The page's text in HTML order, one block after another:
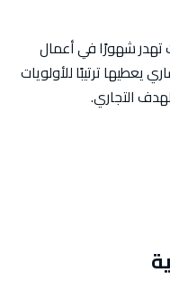
تهدر شهورًا في أعمال
يعطيها ترتيبًا للأولويات
التجاري.